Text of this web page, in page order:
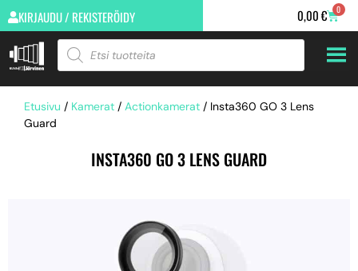
KIRJAUDU / REKISTERÖIDY 0,00€ 0
Etusivu / Kamerat / Actionkamerat / Insta360 GO 3 Lens
Guard
INSTA360 GO 3 LENS GUARD